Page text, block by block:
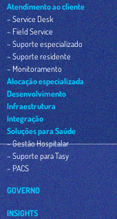
Atendimento ao cliente
– Service Desk
– Field Service
– Suporte especializado
– Suporte residente
– Monitoramento
Alocação especializada
Desenvolvimento
Infraestrutura
Integração
Soluções para Saúde
– Gestão Hospitalar
– Suporte para Tasy
– PACS
GOVERNO
INSIGHTS